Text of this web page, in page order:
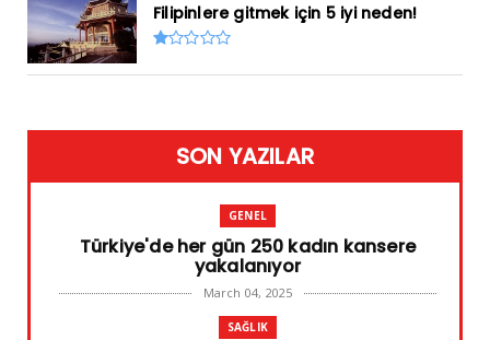
Filipinlere gitmek için 5 iyi neden!
SON YAZILAR
GENEL
Türkiye'de her gün 250 kadın kansere
yakalanıyor
March 04, 2025
SAĞLIK